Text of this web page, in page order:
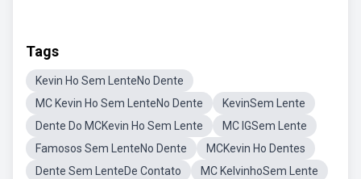
Tags
Kevin Ho Sem LenteNo Dente
MC Kevin Ho Sem LenteNo Dente
KevinSem Lente
Dente Do MCKevin Ho Sem Lente
MC IGSem Lente
Famosos Sem LenteNo Dente
MCKevin Ho Dentes
Dente Sem LenteDe Contato
MC KelvinhoSem Lente